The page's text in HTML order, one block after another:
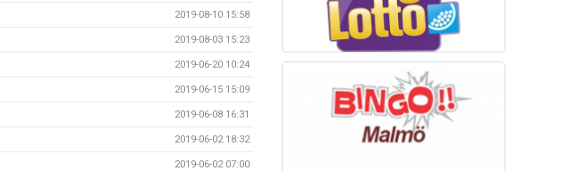
2019-08-10 15:58
2019-08-03 15:23
2019-06-20 10:24
2019-06-15 15:09
2019-06-08 16:31
2019-06-02 18:32
2019-06-02 07:00